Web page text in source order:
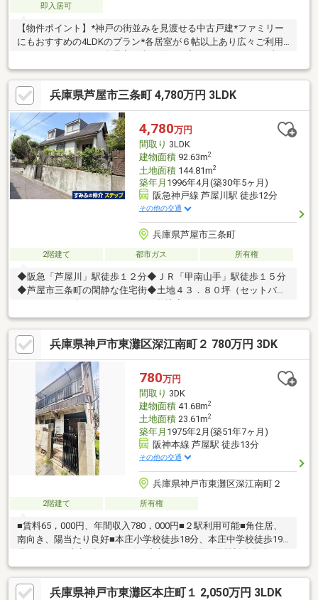
即入居可
【物件ポイント】*神戸の街並みを見渡せる中古戸建*ファミリー
にもおすすめの4LDKのプラン*各居室が６帖以上あり広々ご利用
いただけます*LDK、全居室は南に面した窓がついており、日当た
り良好です*西側には庭スペース有*山手の物件で人通りも少ない
エリアのため静かにお過ごしいただけます空家のため気兼ねなく
ご覧いただけます
兵庫県芦屋市三条町 4,780万円 3LDK
4,780万円
間取り 3LDK
建物面積92.63m2
土地面積144.81m2
築年月 1996年4月(築30年5ヶ月)
阪急神戸線 芦屋川駅 徒歩12分
その他の交通
兵庫県芦屋市三条町
2階建て 都市ガス 所有権
◆阪急「芦屋川」駅徒歩１２分◆ＪＲ「甲南山手」駅徒歩１５分
◆芦屋市三条町の閑静な住宅街◆土地４３．８０坪（セットバッ
３ＬＤＫ◆家族団らんのＬＤＫ約１４帖◆日当たり良好な明るい
室内◆カースペースあり◆平成８年４月築
兵庫県神戸市東灘区深江南町２ 780万円 3DK
780万円
間取り 3DK
建物面積41.68m2
土地面積23.61m2
築年月 1975年2月(築51年7ヶ月)
阪神本線 芦屋駅 徒歩13分
その他の交通
兵庫県神戸市東灘区深江南町２
2階建て 所有権
■賃料65，000円、年間収入780，000円■２駅利用可能■角住居、
南向き、陽当たり良好■本庄小学校徒歩18分、本庄中学校徒歩19
分■ス―パー徒歩9分、コンビニ徒歩4分、お買い物施設多数有り■
生活施設が徒歩圏内にあり便利な立地使い勝手も良く、解放感の
あるお勧めの3DK物件です。2駅利用できる場所にあるので利便性
が高いです。角地なので日当たりも良く健康的な生活に適してい
兵庫県神戸市東灘区本庄町１ 2,050万円 3LDK